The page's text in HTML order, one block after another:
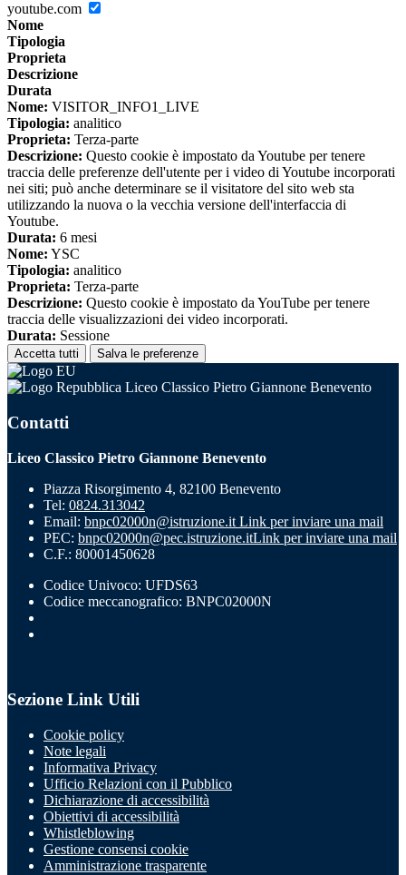
youtube.com
Nome
Tipologia
Proprieta
Descrizione
Durata
Nome: VISITOR_INFO1_LIVE
Tipologia: analitico
Proprieta: Terza-parte
Descrizione: Questo cookie è impostato da Youtube per tenere
traccia delle preferenze dell'utente per i video di Youtube incorporati
nei siti; può anche determinare se il visitatore del sito web sta
utilizzando la nuova o la vecchia versione dell'interfaccia di
Youtube.
Durata: 6 mesi
Nome: YSC
Tipologia: analitico
Proprieta: Terza-parte
Descrizione: Questo cookie è impostato da YouTube per tenere
traccia delle visualizzazioni dei video incorporati.
Durata: Sessione
Accetta tutti Salva le preferenze
Liceo Classico Pietro Giannone Benevento
Contatti
Liceo Classico Pietro Giannone Benevento
Piazza Risorgimento 4, 82100 Benevento
Tel: 0824.313042
Email: bnpc02000n@istruzione.it Link per inviare una mail
PEC: bnpc02000n@pec.istruzione.itLink per inviare una mail
C.F.: 80001450628
Codice Univoco: UFDS63
Codice meccanografico: BNPC02000N
Sezione Link Utili
Cookie policy
Note legali
Informativa Privacy
Ufficio Relazioni con il Pubblico
Dichiarazione di accessibilità
Obiettivi di accessibilità
Whistleblowing
Gestione consensi cookie
Amministrazione trasparente